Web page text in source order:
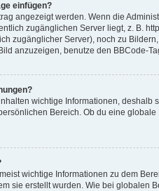
einfügen?
angezeigt werden. Wenn die
zugänglichen Server liegt, z. B.
zugänglicher Server), noch zu
anzuzeigen, benutze den BBCode-
wichtige Informationen,
Bereich. Ob du eine
wichtige Informationen zu dem
sie erstellt wurden. Wie bei globalen